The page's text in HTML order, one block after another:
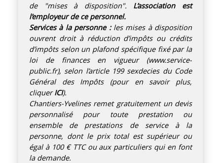
de "mises à disposition". L’association est
l’employeur de ce personnel.
Services à la personne :les mises à disposition
ouvrent droit à réduction d’impôts ou crédits
d’impôts selon un plafond spécifique fixé par la
loi de finances en vigueur (www.service-
public.fr), selon l’article 199 sexdecies du Code
Général des Impôts (pour en savoir plus,
cliquerICI).
Chantiers-Yvelines remet gratuitement un devis
personnalisé pour toute prestation ou
ensemble de prestations de service à la
personne, dont le prix total est supérieur ou
égal à 100 € TTC ou aux particuliers qui en font
la demande.